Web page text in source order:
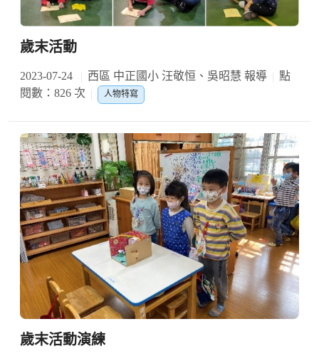
歲末活動
2023-07-24 西區 中正國小 汪敬恒、吳昭慧 報導
點
閱數：826 次
人物特寫
歲末活動演練